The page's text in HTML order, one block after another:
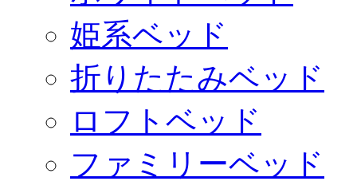
姫系ベッド
折りたたみベッド
ロフトベッド
ファミリーベッド